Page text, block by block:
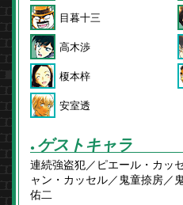
目暮十三
高木渉
榎本梓
安室透
● ゲストキャラ
連続強盗犯／ピエール・カッ
ャン・カッセル／鬼童捺房／
佑二